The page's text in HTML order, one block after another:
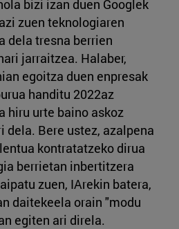
bizi izan duen Googlek
zuen teknologiaren
dela tresna berrien
jarraitzea. Halaber,
egoitza duen enpresak
handitu 2022az
hiru urte baino askoz
dela. Bere ustez, azalpena
kontratatzeko dirua
berrietan inbertitzera
zuen, IArekin batera,
daitekeela orain "modu
egiten ari direla.